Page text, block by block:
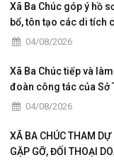
Xã Ba Chúc góp ý hồ
bổ, tôn tạo các di tích
gia 04/08/2026
Xã Ba Chúc tiếp và
đoàn công tác của Sở
tỉnh An Giang.
04/08/2026
XÃ BA CHÚC THAM DỰ
GẶP GỠ, ĐỐI THOẠI